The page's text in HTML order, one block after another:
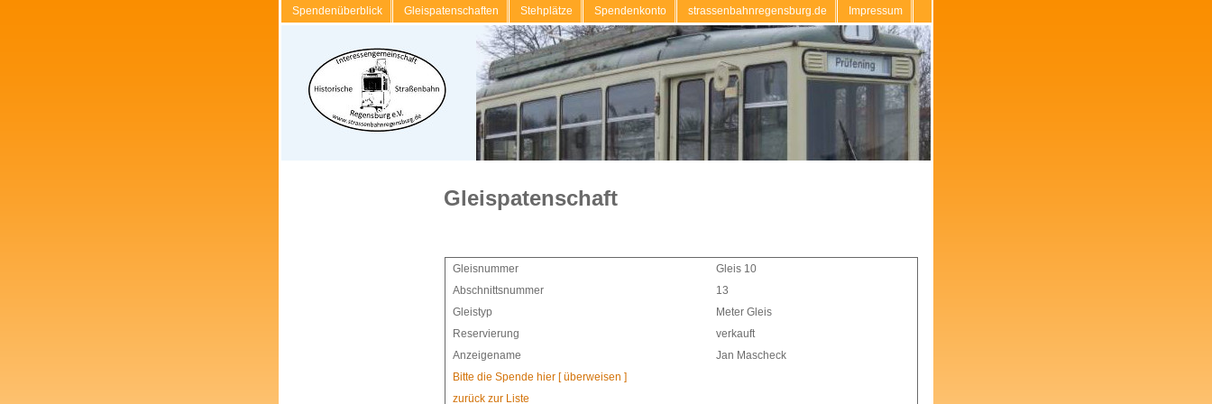
Spendenüberblick Gleispatenschaften Stehplätze Spendenkonto strassenbahnregensburg.de Impressum
Gleispatenschaft
Gleisnummer
Gleis 10
Abschnittsnummer
13
Gleistyp
Meter Gleis
Reservierung
verkauft
Anzeigename
Jan Mascheck
Bitte die Spende hier [ überweisen ]
zurück zur Liste